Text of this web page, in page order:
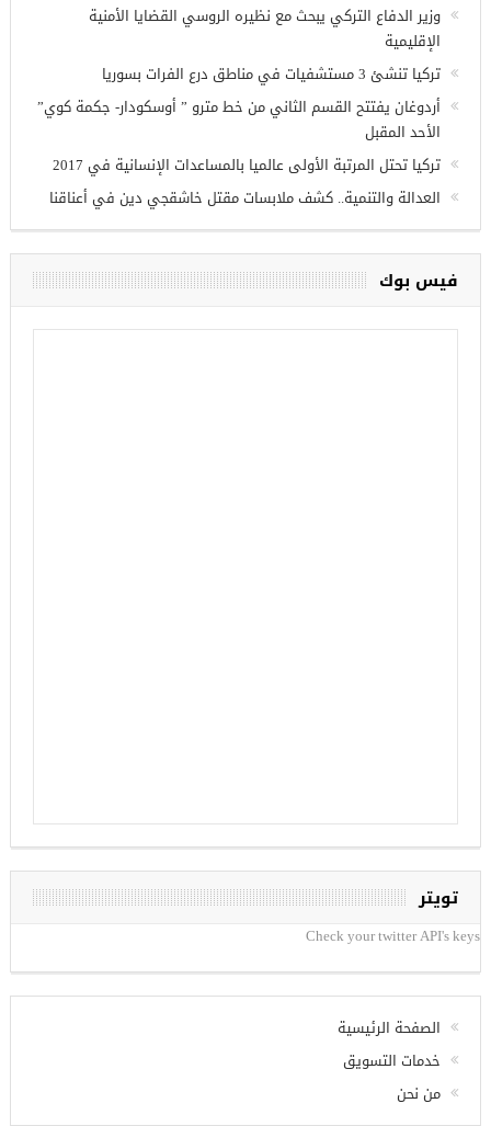
وزير الدفاع التركي يبحث مع نظيره الروسي القضايا الأمنية
الإقليمية
تركيا تنشئ 3 مستشفيات في مناطق درع الفرات بسوريا
أردوغان يفتتح القسم الثاني من خط مترو ” أوسكودار- جكمة كوي”
الأحد المقبل
تركيا تحتل المرتبة الأولى عالميا بالمساعدات الإنسانية في 2017
العدالة والتنمية.. كشف ملابسات مقتل خاشقجي دين في أعناقنا
فيس بوك
تويتر
Check your twitter API's keys
الصفحة الرئيسية
خدمات التسويق
من نحن